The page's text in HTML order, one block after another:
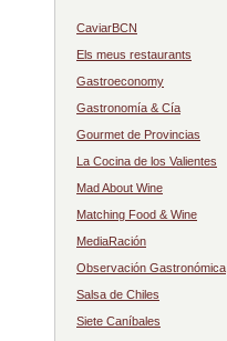
CaviarBCN
Els meus restaurants
Gastroeconomy
Gastronomía & Cía
Gourmet de Provincias
La Cocina de los Valientes
Mad About Wine
Matching Food & Wine
MediaRación
Observación Gastronómica
Salsa de Chiles
Siete Caníbales